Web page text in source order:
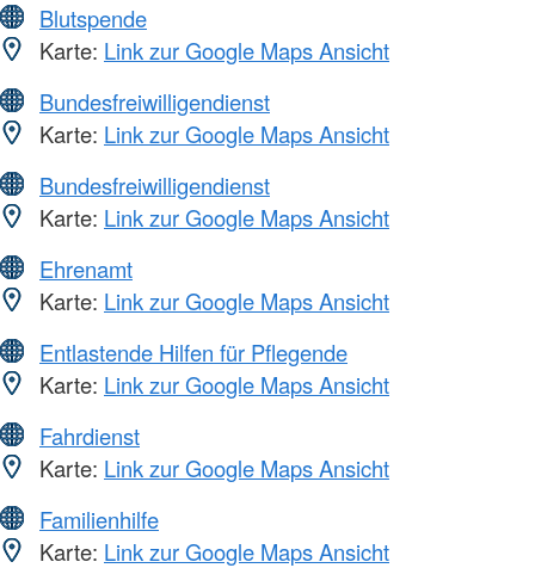
Blutspende
Karte: Link zur Google Maps Ansicht
Bundesfreiwilligendienst
Karte: Link zur Google Maps Ansicht
Bundesfreiwilligendienst
Karte: Link zur Google Maps Ansicht
Ehrenamt
Karte: Link zur Google Maps Ansicht
Entlastende Hilfen für Pflegende
Karte: Link zur Google Maps Ansicht
Fahrdienst
Karte: Link zur Google Maps Ansicht
Familienhilfe
Karte: Link zur Google Maps Ansicht